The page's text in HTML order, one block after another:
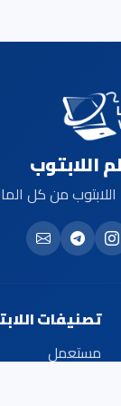
اللابتوب
من كل
تصنيفات
مستعمل